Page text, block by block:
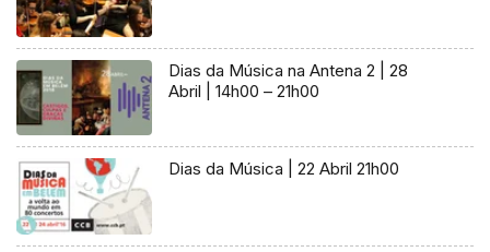
Dias da Música na Antena 2 | 28
Abril | 14h00 – 21h00
Dias da Música | 22 Abril 21h00